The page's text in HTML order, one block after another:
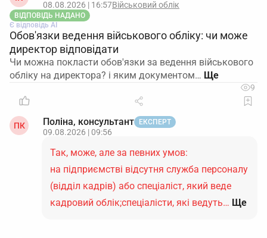
08.08.2026 | 16:57Військовий облік
ВІДПОВІДЬ НАДАНО
Є відповідь АІ
Обов'язки ведення військового обліку: чи може
директор відповідати
Чи можна покласти обов'язки за ведення військового
обліку на директора? і яким документом…
9
ПК Поліна, консультант ЕКСПЕРТ
09.08.2026 | 09:56
Так, може, але за певних умов:
на підприємстві відсутня служба персоналу
(відділ кадрів) або спеціаліст, який веде
кадровий облік;спеціалісти, які ведуть… Ще